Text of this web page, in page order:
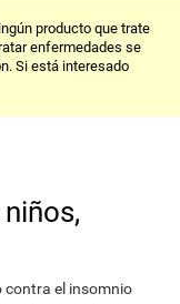
producto que trate
enfermedades se
Si está interesado
el insomnio